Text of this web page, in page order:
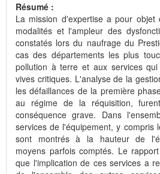
Résumé :
La mission d'expertise a pour objet
modalités et l'ampleur des
constatés lors du naufrage du
cas des départements les plus
pollution à terre et aux services
vives critiques. L'analyse de la
les défaillances de la première
au régime de la réquisition,
conséquence grave. Dans
services de l'équipement, y compris
sont montrés à la hauteur de
moyens parfois comptés. Le
que l'implication de ces services a